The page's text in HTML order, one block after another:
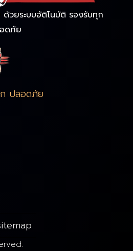
วยระบบอัติโนมัติ รองรับทุก
ดภัย
ก ปลอดภัย